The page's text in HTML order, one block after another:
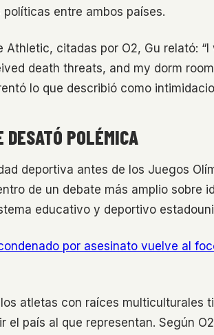
entre ambos países.
Athletic, citadas por O2, Gu relató:
death threats, and my dorm
lo que describió como
DESATÓ POLÉMICA
deportiva antes de los Juegos
de un debate más amplio sobre
educativo y deportivo
por asesinato vuelve al
atletas con raíces multiculturales
el país al que representan. Según